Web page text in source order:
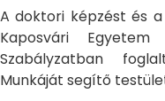
A doktori képzést és
Kaposvári
Szabályzatban
Munkáját segítő